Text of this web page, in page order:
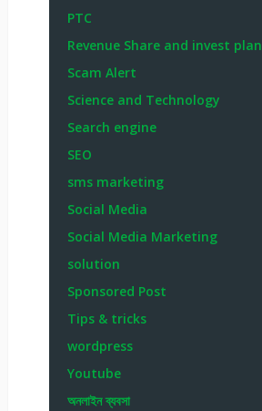
PTC
Revenue Share and invest plan
Scam Alert
Science and Technology
Search engine
SEO
sms marketing
Social Media
Social Media Marketing
solution
Sponsored Post
Tips & tricks
wordpress
Youtube
অনলাইন ব্যবসা